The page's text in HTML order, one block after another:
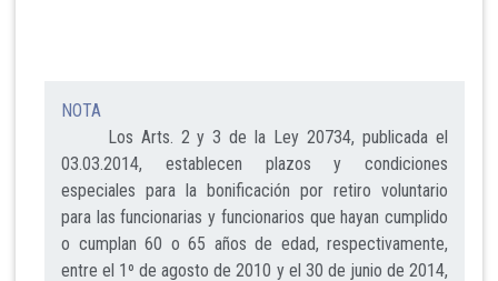
NOTA
Los Arts. 2 y 3 de la Ley 20734, publicada el
03.03.2014, establecen plazos y condiciones
especiales para la bonificación por retiro voluntario
para las funcionarias y funcionarios que hayan cumplido
o cumplan 60 o 65 años de edad, respectivamente,
entre el 1º de agosto de 2010 y el 30 de junio de 2014,